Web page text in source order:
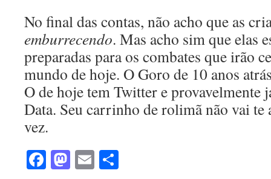
No final das contas, não acho que as
emburrecendo. Mas acho sim que elas
preparadas para os combates que irão
mundo de hoje. O Goro de 10 anos
O de hoje tem Twitter e provavelmente
Data. Seu carrinho de rolimã não vai te
vez.
Facebook
Mastodon
Email